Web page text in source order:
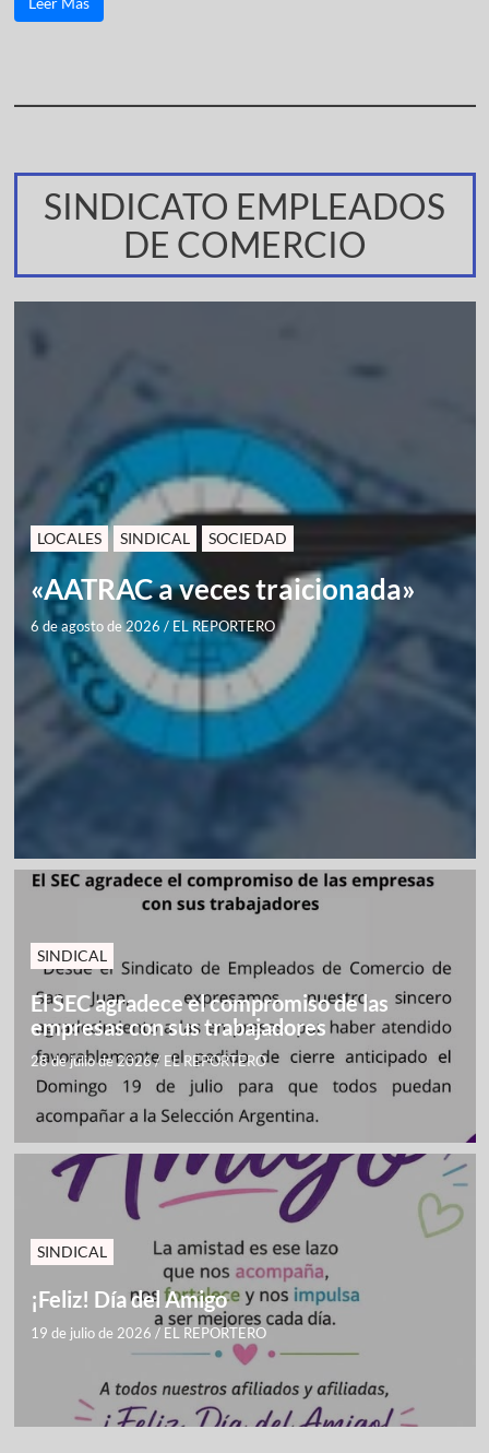
SINDICATO EMPLEADOS
DE COMERCIO
LOCALES SINDICAL SOCIEDAD
«AATRAC a veces traicionada»
6 de agosto de 2026 / EL REPORTERO
SINDICAL
El SEC agradece el compromiso de las
empresas con sus trabajadores
28 de julio de 2026/ EL REPORTERO
SINDICAL
¡Feliz! Día del Amigo
19 de julio de 2026 / EL REPORTERO